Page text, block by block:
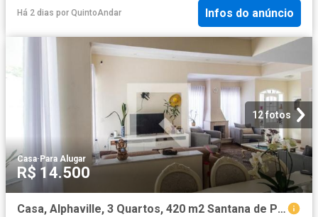
Há 2 dias por QuintoAndar Infos do anúncio
12 fotos
Casa· Para Alugar
R$ 14.500
Casa, Alphaville, 3 Quartos, 420 m2 Santana de Parnaíba